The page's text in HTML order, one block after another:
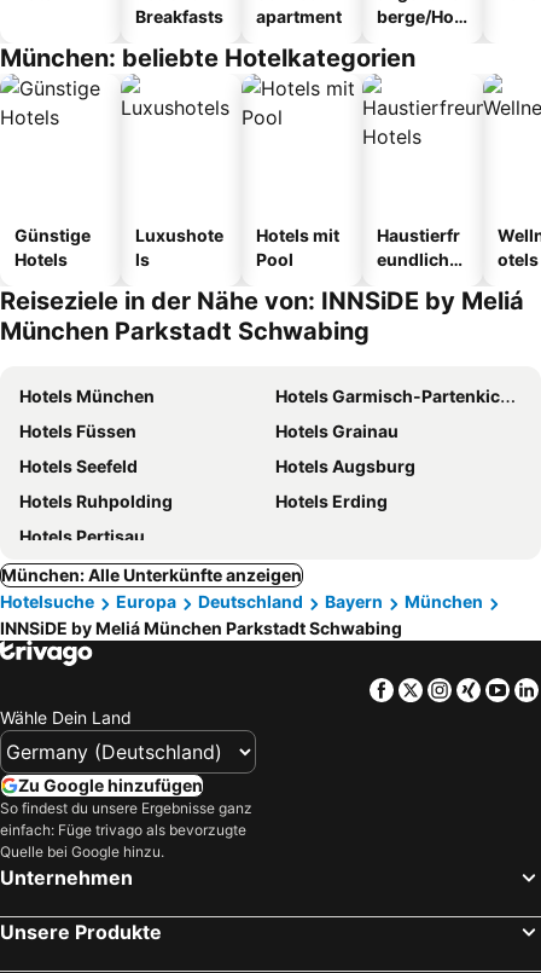
Breakfasts
apartment
berge/Hos
München: beliebte Hotelkategorien
Günstige
Hotels
Luxushote
ls
Hotels mit
Pool
Haustierfr
eundliche
otels
Reiseziele in der Nähe von: INNSiDE by Meliá
München Parkstadt Schwabing
Hotels München
Hotels Garmisch-Partenkichen
Hotels Füssen
Hotels Grainau
Hotels Seefeld
Hotels Augsburg
Hotels Ruhpolding
Hotels Erding
Hotels Pertisau
München: Alle Unterkünfte anzeigen
Hotelsuche
Europa Deutschland Bayern
München
INNSiDE by Meliá München Parkstadt Schwabing
Facebook
TwitterXing
Wähle Dein Land
Zu Google hinzufügen
So findest du unsere Ergebnisse ganz
einfach: Füge trivago als bevorzugte
Quelle bei Google hinzu.
Unternehmen
Unsere Produkte